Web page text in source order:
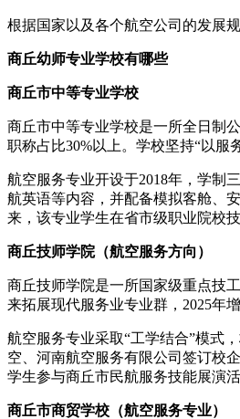
根据国家以及各个航空公司的发展
商丘幼师专业学校有哪些
商丘市中等专业学校
商丘市中等专业学校是一所全日制
职称占比30%以上。学校坚持“以服
航空服务专业开设于2018年，学制
航英语等内容，并配备模拟客舱、
来，该专业学生在省市级职业院校
商丘技师学院（航空服务方向）
商丘技师学院是一所国家级重点技
来拓展现代服务业专业群，2025年
航空服务专业采取“工学结合”模式
空、河南航空服务有限公司签订校
学生参与商丘市民航服务技能展演
商丘市商贸学校（航空服务专业）